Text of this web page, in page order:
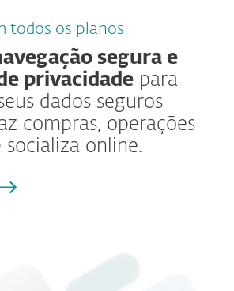
todos os planos
segura e
privacidade para
dados seguros
compras, operações
socializa online.